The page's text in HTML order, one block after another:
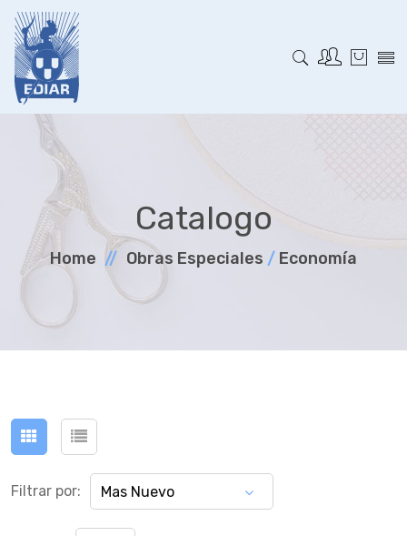
Catalogo
Home Obras Especiales / Economía
Filtrar por: Mas Nuevo